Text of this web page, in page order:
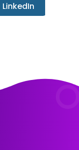
LinkedIn